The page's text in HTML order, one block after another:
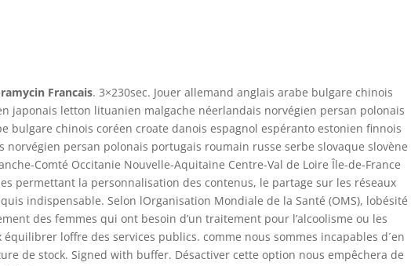
Francais. 3×230sec. Jouer allemand anglais arabe bulgare chinois
japonais letton lituanien malgache néerlandais norvégien persan polonais
chinois coréen croate danois espagnol espéranto estonien finnois
persan polonais portugais roumain russe serbe slovaque slovène
Comté Occitanie Nouvelle-Aquitaine Centre-Val de Loire Île-de-France
permettant la personnalisation des contenus, le partage sur les réseaux
indispensable. Selon lOrganisation Mondiale de la Santé (OMS), lobésité
des femmes qui ont besoin d’un traitement pour l’alcoolisme ou les
loffre des services publics. comme nous sommes incapables d´en
de stock. Signed with buffer. Désactiver cette option nous empêchera de